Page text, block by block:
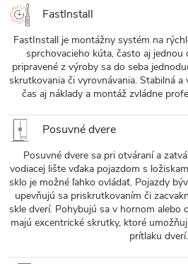
FastInstall
FastInstall je montážny systém na
sprchovacieho kúta, často aj jednou
pripravené z výroby sa do seba
skrutkovania či vyrovnávania. Stabilná
čas aj náklady a montáž zvládne
Posuvné dvere
Posuvné dvere sa pri otváraní a
vodiacej lište vďaka pojazdom s
sklo je možné ľahko ovládať. Pojazdy
upevňujú sa priskrutkovaním či
skle dverí. Pohybujú sa v hornom alebo
majú excentrické skrutky, ktoré
prítlaku dverí.